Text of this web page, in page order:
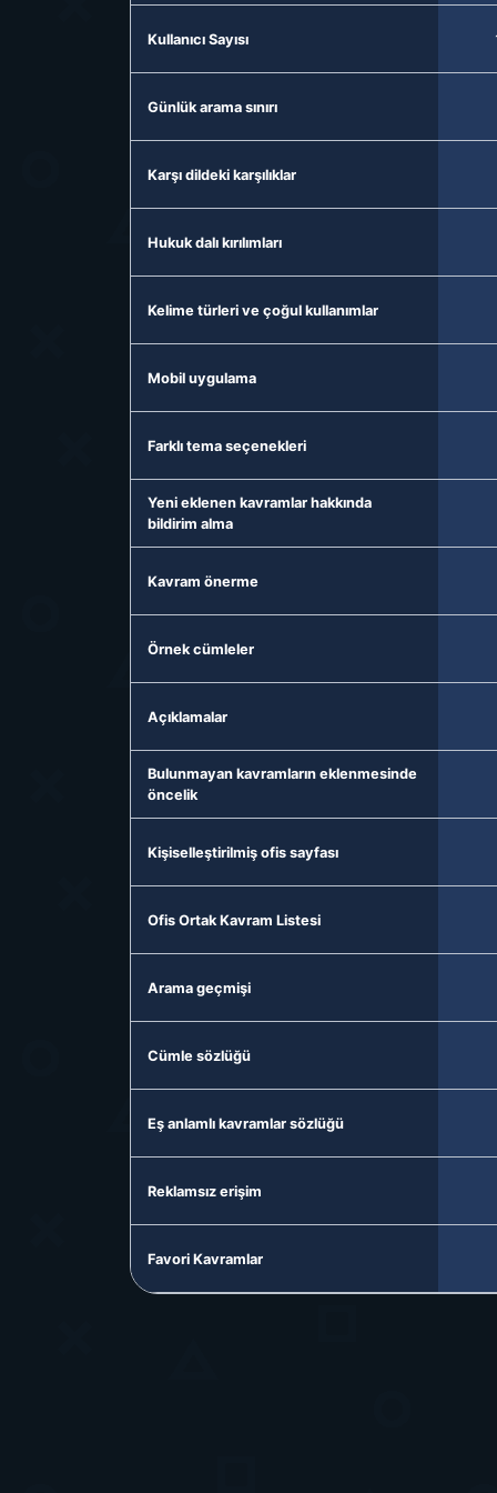
Kullanıcı Sayısı
Günlük arama sınırı
Karşı dildeki karşılıklar
Hukuk dalı kırılımları
Kelime türleri ve çoğul kullanımlar
Mobil uygulama
Farklı tema seçenekleri
Yeni eklenen kavramlar hakkında
bildirim alma
Kavram önerme
Örnek cümleler
Açıklamalar
Bulunmayan kavramların eklenmesinde
öncelik
Kişiselleştirilmiş ofis sayfası
Ofis Ortak Kavram Listesi
Arama geçmişi
Cümle sözlüğü
Eş anlamlı kavramlar sözlüğü
Reklamsız erişim
Favori Kavramlar